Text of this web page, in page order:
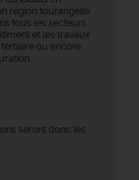
région tourangelle.
tous les secteurs
et les travaux
ou encore
seront donc les